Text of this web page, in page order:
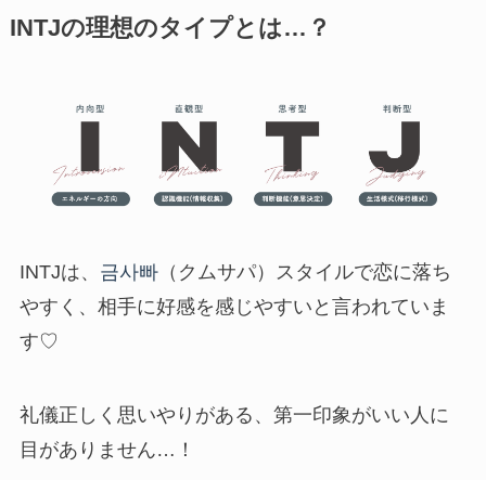
INTJの理想のタイプとは…？
INTJは、 금사빠（クムサパ）スタイルで恋に落ち
やすく、相手に好感を感じやすいと言われていま
す♡
礼儀正しく思いやりがある、第一印象がいい人に
目がありません…！